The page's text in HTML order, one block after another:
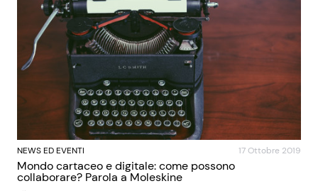
NEWS ED EVENTI 17 Ottobre 2019
Mondo cartaceo e digitale: come possono
collaborare? Parola a Moleskine